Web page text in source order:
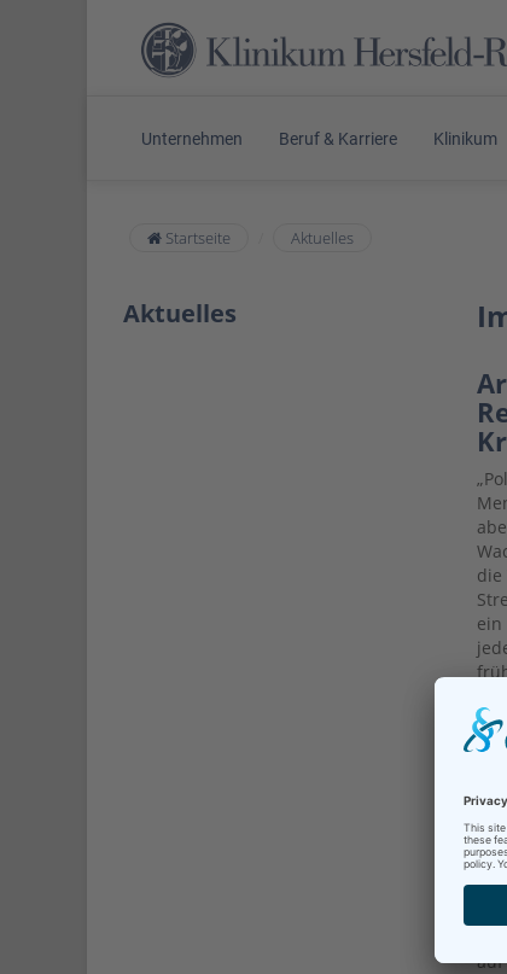
Unternehmen Beruf & Karriere Klinikum
Startseite Aktuelles
Aktuelles
der
auf